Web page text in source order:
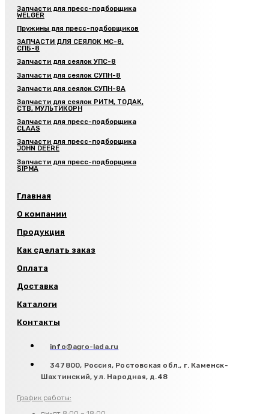
Запчасти для пресс-подборщика
WELGER
Пружины для пресс-подборщиков
ЗАПЧАСТИ ДЛЯ СЕЯЛОК МС-8,
СПБ-8
Запчасти для сеялок УПС-8
Запчасти для сеялок СУПН-8
Запчасти для сеялок СУПН-8А
Запчасти для сеялок РИТМ, ТОДАК,
СТВ, МУЛЬТИКОРН
Запчасти для пресс-подборщика
CLAAS
Запчасти для пресс-подборщика
JOHN DEERE
Запчасти для пресс-подборщика
SIPMA
Главная
О компании
Продукция
Как сделать заказ
Оплата
Доставка
Каталоги
Контакты
info@agro-lada.ru
347800, Россия, Ростовская обл., г. Каменск-
Шахтинский, ул. Народная, д.48
График работы: